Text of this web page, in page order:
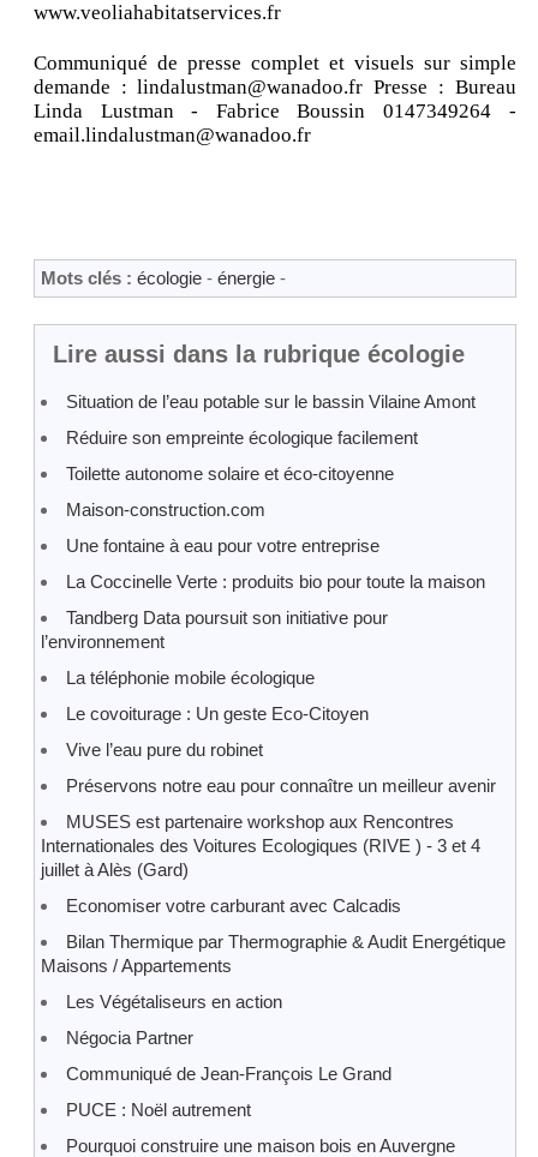
www.veoliahabitatservices.fr
Communiqué de presse complet et visuels sur simple
demande : lindalustman@wanadoo.fr Presse : Bureau
Linda Lustman - Fabrice Boussin 0147349264 -
email.lindalustman@wanadoo.fr
Mots clés : écologie - énergie -
Lire aussi dans la rubrique écologie
Situation de l’eau potable sur le bassin Vilaine Amont
Réduire son empreinte écologique facilement
Toilette autonome solaire et éco-citoyenne
Maison-construction.com
Une fontaine à eau pour votre entreprise
La Coccinelle Verte : produits bio pour toute la maison
Tandberg Data poursuit son initiative pour
l’environnement
La téléphonie mobile écologique
Le covoiturage : Un geste Eco-Citoyen
Vive l’eau pure du robinet
Préservons notre eau pour connaître un meilleur avenir
MUSES est partenaire workshop aux Rencontres
Internationales des Voitures Ecologiques (RIVE ) - 3 et 4
juillet à Alès (Gard)
Economiser votre carburant avec Calcadis
Bilan Thermique par Thermographie & Audit Energétique
Maisons / Appartements
Les Végétaliseurs en action
Négocia Partner
Communiqué de Jean-François Le Grand
PUCE : Noël autrement
Pourquoi construire une maison bois en Auvergne